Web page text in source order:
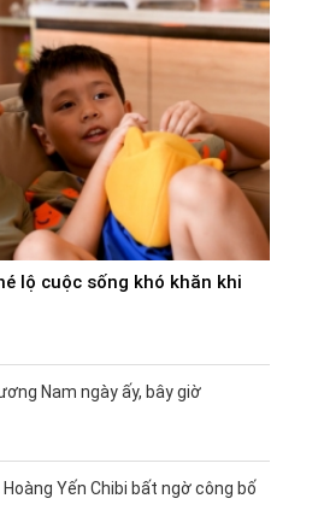
lộ cuộc sống khó khăn khi
Nam ngày ấy, bây giờ
Yến Chibi bất ngờ công bố